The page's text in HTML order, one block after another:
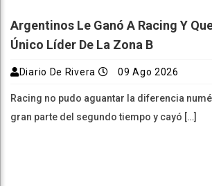
Argentinos Le Ganó A Racing Y
Único Líder De La Zona B
Diario De Rivera 09 Ago 2026
Racing no pudo aguantar la diferencia
gran parte del segundo tiempo y cayó […]